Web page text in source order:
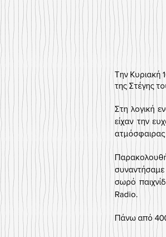
Την Κυριακή
της Στέγης
Στη λογική
είχαν την
ατμόσφαιρας
σωρό
Radio.
Πάνω από